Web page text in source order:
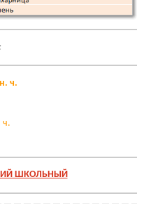
ч.
ч.
ШКОЛЬНЫЙ